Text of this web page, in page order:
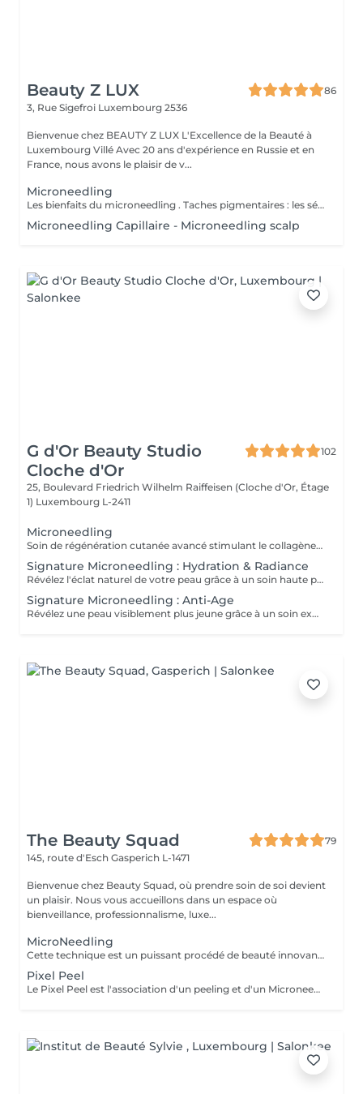
Beauty Z LUX
86
3, Rue Sigefroi Luxembourg 2536
Bienvenue chez BEAUTY Z LUX L'Excellence de la Beauté à
Luxembourg Villé Avec 20 ans d'expérience en Russie et en
France, nous avons le plaisir de v...
Microneedling
Les bienfaits du microneedling . Taches pigmentaires : les sérums éclaircissants agissent en profondeur pour un teint plus uniforme et lumineux. Acné & cicatrices : les actifs purifiants aident à réduire les imperfections, lisser la peau et favoriser la réparation. Rides & ridules : stimulation du collagène et de l'élastine pour une peau plus ferme, repulpée et visiblement rajeunie. Pores dilatés : le microneedling resserre les pores et affine le grain de peau, pour un aspect plus lisse et homogène. Résultat : une peau nette, éclatante et revitalisée, avec des améliorations visibles dès les premières séances. Benefits of Microneedling . Pigmentation spots: brightening serums work deep to even out skin tone and boost radiance. Acne & scars: purifying actives help reduce imperfections, smooth the skin, and support healing. Wrinkles & fine lines: stimulates collagen and elastin production for firmer, plumper, and younger-looking skin. Enlarged pores: microneedling helps tighten pores and refine skin texture for a smoother, more even look. The result: clearer, glowing, and revitalized skin, with visible improvements from the very first sessions.
Microneedling Capillaire - Microneedling scalp
G d'Or Beauty Studio
Cloche d'Or
102
25, Boulevard Friedrich Wilhelm Raiffeisen (Cloche d'Or, Étage
1) Luxembourg L-2411
Microneedling
Soin de régénération cutanée avancé stimulant le collagène et l'élastine par micro-perforations contrôlées. Il affine le grain de peau, ravive l'éclat et améliore visiblement les signes de l'âge et les irrégularités.
Signature Microneedling : Hydration & Radiance
Révélez l'éclat naturel de votre peau grâce à un soin haute performance aux résultats visibles. Une exfoliation Aqua Peel avec la technologie Skin Station nettoie en profondeur, élimine les impuretés et ravive instantanément l'éclat. Le microneedling stimule ensuite la régénération cutanée et optimise la pénétration des actifs. Enrichi en peptides intelligents HydroPeptide issus de biotechnologies avancées et boosté par la luminothérapie, ce soin cible l'hydratation et la revitalisation au cur de la peau. Résultat : une peau plus lisse, repulpée et intensément lumineuse dès la première séance.
Signature Microneedling : Anti-Age
Révélez une peau visiblement plus jeune grâce à un soin expert haute performance. Une exfoliation Aqua Peel avec la technologie Skin Station relance le renouvellement cellulaire, nettoie en profondeur et ravive l'éclat. Le microneedling stimule la production naturelle de collagène pour une peau plus ferme et régénérée. Enrichi en peptides nouvelle génération HydroPeptide, reconnus pour leur efficacité anti-âge, et boosté par la luminothérapie, ce soin lisse, raffermit et revitalise intensément la peau. Résultat : une peau plus ferme, lisse et visiblement rajeunie dès les premières séance.
The Beauty Squad
79
145, route d'Esch Gasperich L-1471
Bienvenue chez Beauty Squad, où prendre soin de soi devient
un plaisir. Nous vous accueillons dans un espace où
bienveillance, professionnalisme, luxe...
MicroNeedling
Cette technique est un puissant procédé de beauté innovant permettant de traiter les problèmes de peau et le vieillissement de celle-ci par une stimulation intense de la collagenèse. Le traitement idéal pour effacer les rides améliorer la texture de sa peau. 1 soin : 150€ Forfait 5 soins : 675€
Pixel Peel
Le Pixel Peel est l'association d'un peeling et d'un Microneedling dans la même séance, ce qui doublera donc l'efficacité du traitement et donnera des résultats plus rapides et plus durables. Une action de stimulation et régénération programmée dans la même séance avec des combinaisons d'actifs 100% personnalisés en fonction des problématiques traitées. 1 séance : 225€ Forfait 5 séances : 1015€